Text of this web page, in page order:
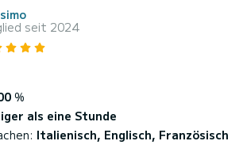
seit 2024
%
als eine Stunde
Italienisch, Englisch, Französisch